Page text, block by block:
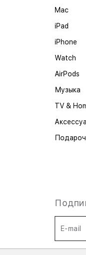
Mac
iPad
iPhone
Watch
AirPods
Музыка
TV &
E-mail